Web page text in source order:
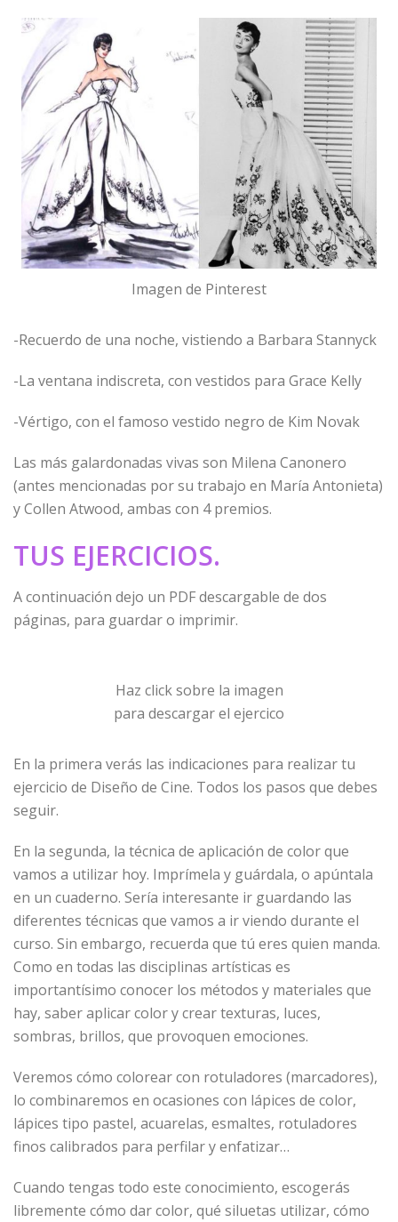
Imagen de Pinterest
-Recuerdo de una noche, vistiendo a Barbara Stannyck
-La ventana indiscreta, con vestidos para Grace Kelly
-Vértigo, con el famoso vestido negro de Kim Novak
Las más galardonadas vivas son Milena Canonero
(antes mencionadas por su trabajo en María Antonieta)
y Collen Atwood, ambas con 4 premios.
TUS EJERCICIOS.
A continuación dejo un PDF descargable de dos
páginas, para guardar o imprimir.
Haz click sobre la imagen
para descargar el ejercico
En la primera verás las indicaciones para realizar tu
ejercicio de Diseño de Cine. Todos los pasos que debes
seguir.
En la segunda, la técnica de aplicación de color que
vamos a utilizar hoy. Imprímela y guárdala, o apúntala
en un cuaderno. Sería interesante ir guardando las
diferentes técnicas que vamos a ir viendo durante el
curso. Sin embargo, recuerda que tú eres quien manda.
Como en todas las disciplinas artísticas es
importantísimo conocer los métodos y materiales que
hay, saber aplicar color y crear texturas, luces,
sombras, brillos, que provoquen emociones.
Veremos cómo colorear con rotuladores (marcadores),
lo combinaremos en ocasiones con lápices de color,
lápices tipo pastel, acuarelas, esmaltes, rotuladores
finos calibrados para perfilar y enfatizar…
Cuando tengas todo este conocimiento, escogerás
libremente cómo dar color, qué siluetas utilizar, cómo